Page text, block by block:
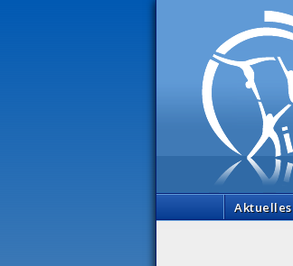
Aktuelles